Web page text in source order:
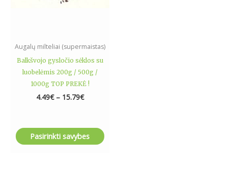
Augalų milteliai (supermaistas)
Balkšvojo gysločio sėklos su
luobelėmis 200g / 500g /
1000g TOP PREKĖ !
4.49€ – 15.79€
Pasirinkti savybes
be
product
page